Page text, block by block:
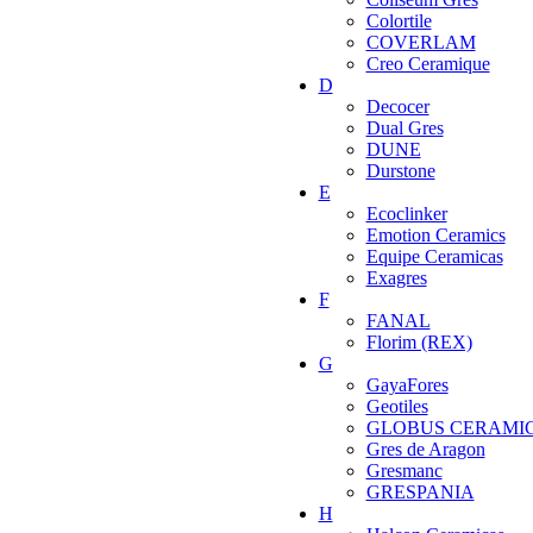
Colortile
COVERLAM
Creo Ceramique
D
Decocer
Dual Gres
DUNE
Durstone
E
Ecoclinker
Emotion Ceramics
Equipe Ceramicas
Exagres
F
FANAL
Florim (REX)
G
GayaFores
Geotiles
GLOBUS
Gres de Aragon
Gresmanc
GRESPANIA
H